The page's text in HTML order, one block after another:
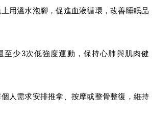
上用溫水泡腳，促進血液循環，改善睡眠品
至少3次低強度運動，保持心肺與肌肉健
人需求安排推拿、按摩或整骨整復，維持